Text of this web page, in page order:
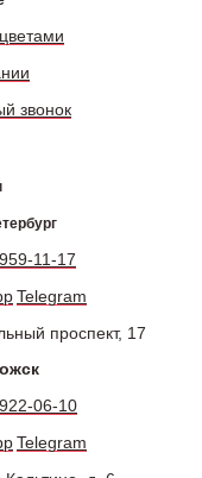
звонок
11-17
Telegram
проспект, 17
06-10
Telegram